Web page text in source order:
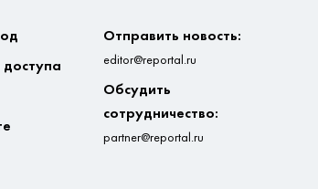
доступа
Отправить новость:
editor@reportal.ru
Обсудить
сотрудничество:
partner@reportal.ru